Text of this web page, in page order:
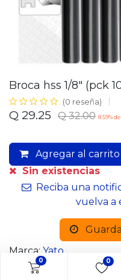
0 0
Broca hss 1/8" (pck
(0 reseña)
Q 29.25 Q32.00 8.59%
Agregar al carrito
Sin existencias
Reciba una
vuelva a
Marca: Yato